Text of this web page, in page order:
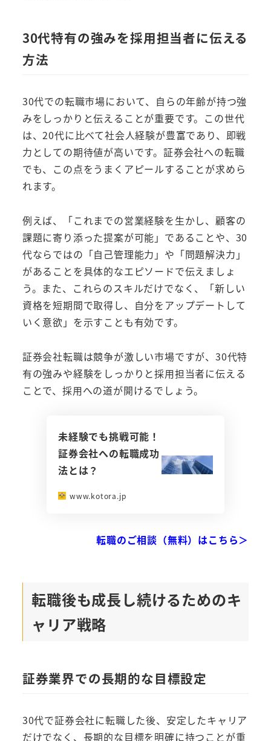
30代特有の強みを採用担当者に伝える
方法
30代での転職市場において、自らの年齢が持つ強
みをしっかりと伝えることが重要です。この世代
は、20代に比べて社会人経験が豊富であり、即戦
力としての期待値が高いです。証券会社への転職
でも、この点をうまくアピールすることが求めら
れます。
例えば、「これまでの営業経験を生かし、顧客の
課題に寄り添った提案が可能」であることや、30
代ならではの「自己管理能力」や「問題解決力」
があることを具体的なエピソードで伝えましょ
う。また、これらのスキルだけでなく、「新しい
資格を短期間で取得し、自分をアップデートして
いく意欲」を示すことも有効です。
証券会社転職は競争が激しい市場ですが、30代特
有の強みや経験をしっかりと採用担当者に伝える
ことで、採用への道が開けるでしょう。
未経験でも挑戦可能！
証券会社への転職成功
法とは？
www.kotora.jp
転職のご相談（無料）はこちら＞
転職後も成長し続けるためのキ
ャリア戦略
証券業界での長期的な目標設定
30代で証券会社に転職した後、安定したキャリア
だけでなく、長期的な目標を明確に持つことが重